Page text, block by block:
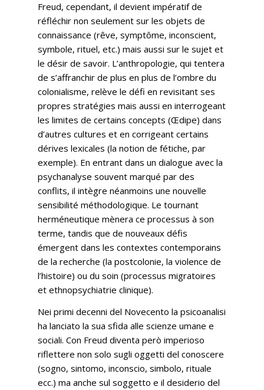
Freud, cependant, il devient impératif de
réfléchir non seulement sur les objets de
connaissance (rêve, symptôme, inconscient,
symbole, rituel, etc.) mais aussi sur le sujet et
le désir de savoir. L’anthropologie, qui tentera
de s’affranchir de plus en plus de l’ombre du
colonialisme, relève le défi en revisitant ses
propres stratégies mais aussi en interrogeant
les limites de certains concepts (Œdipe) dans
d’autres cultures et en corrigeant certains
dérives lexicales (la notion de fétiche, par
exemple). En entrant dans un dialogue avec la
psychanalyse souvent marqué par des
conflits, il intègre néanmoins une nouvelle
sensibilité méthodologique. Le tournant
herméneutique mènera ce processus à son
terme, tandis que de nouveaux défis
émergent dans les contextes contemporains
de la recherche (la postcolonie, la violence de
l’histoire) ou du soin (processus migratoires
et ethnopsychiatrie clinique).
Nei primi decenni del Novecento la psicoanalisi
ha lanciato la sua sfida alle scienze umane e
sociali. Con Freud diventa però imperioso
riflettere non solo sugli oggetti del conoscere
(sogno, sintomo, inconscio, simbolo, rituale
ecc.) ma anche sul soggetto e il desiderio del